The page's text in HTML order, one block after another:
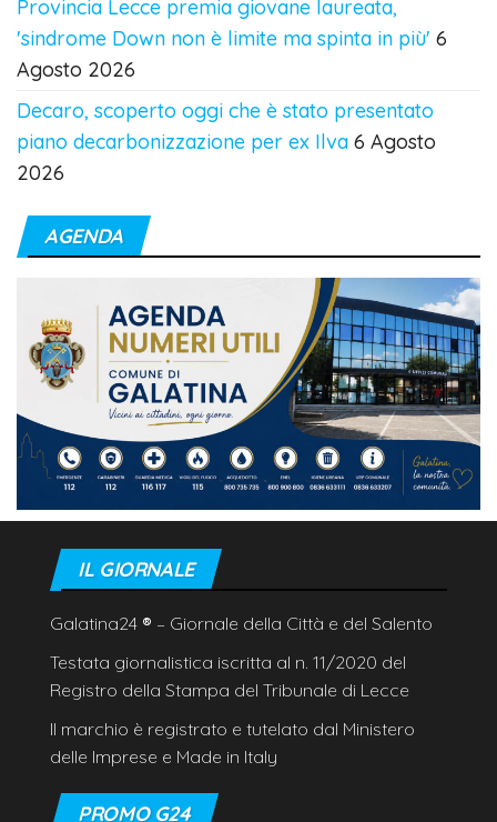
Provincia Lecce premia giovane laureata,
'sindrome Down non è limite ma spinta in più' 6
Agosto 2026
Decaro, scoperto oggi che è stato presentato
piano decarbonizzazione per ex Ilva 6 Agosto
2026
AGENDA
IL GIORNALE
Galatina24 ® – Giornale della Città e del Salento
Testata giornalistica iscritta al n. 11/2020 del
Registro della Stampa del Tribunale di Lecce
Il marchio è registrato e tutelato dal Ministero
delle Imprese e Made in Italy
PROMO G24